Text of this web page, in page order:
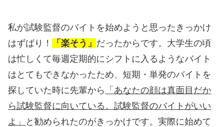
私が試験監督のバイトを始めようと思ったきっかけ
はずばり！
「楽そう」 だったからです。大学生の頃
は忙しくて毎週定期的にシフトに入るようなバイト
はとてもできなかったため、短期・単発のバイトを
探していた時に先輩から
「あなたの顔は真面目だか
ら試験監督に向いている。試験監督のバイトがいい
よ」
と勧められたのがきっかけです。実際に始めて